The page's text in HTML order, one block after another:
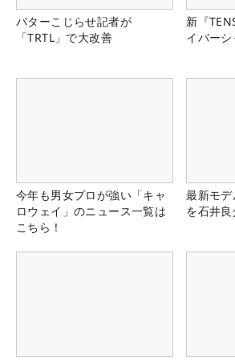
パターこじらせ記者が
「TRTL」で大改善
新『
イバーシ
今年も男女プロが強い「キャ
ロウェイ」のニュース一覧は
こちら！
最新モデ
を石井